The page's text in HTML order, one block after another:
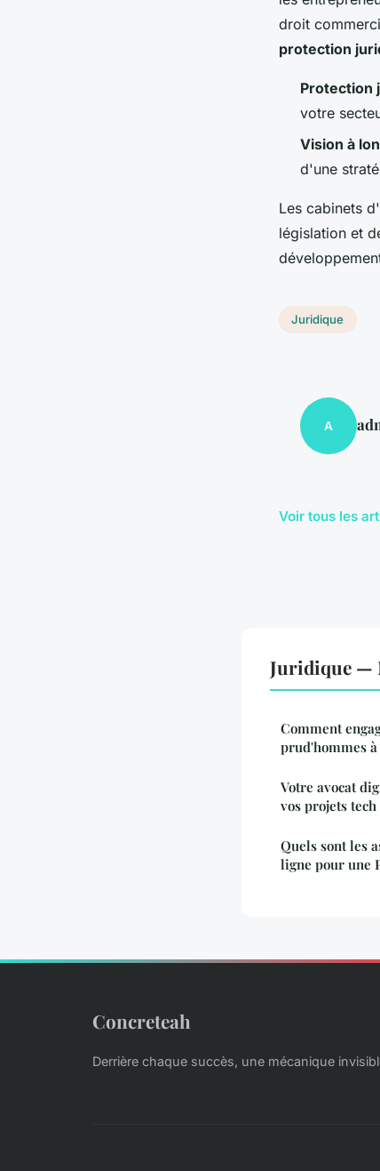
droit
protection
Protection
votre
Vision à
d'une
Les cabinets
législation et
Juridique
A
Voir tous les
Juridique —
Comment
prud'hommes
Votre avocat
vos projets tech
Quels sont les
ligne pour une
Concreteah
Derrière chaque succès, une mécanique